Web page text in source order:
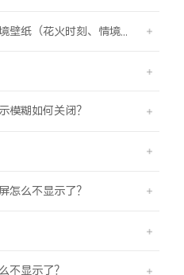
模糊如何关闭？
怎么不显示了？
不显示了？